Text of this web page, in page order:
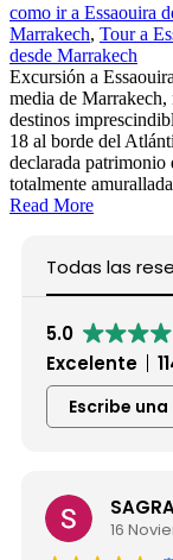
como ir a Essaouira
Marrakech, Tour a
desde Marrakech
Excursión a
media de Marrakech,
destinos
18 al borde del
declarada patrimonio
totalmente
Read More
Todas las
5.0
Excelente
Escribe
SAGRARIO
16 Noviembre 2025